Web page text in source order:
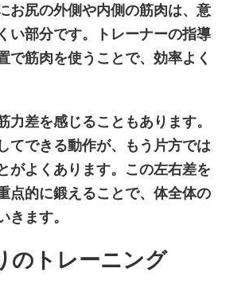
お尻の外側や内側の筋肉は、意
い部分です。トレーナーの指導
で筋肉を使うことで、効率よく
力差を感じることもあります。
てできる動作が、もう片方では
がよくあります。この左右差を
点的に鍛えることで、体全体の
きます。
のトレーニング